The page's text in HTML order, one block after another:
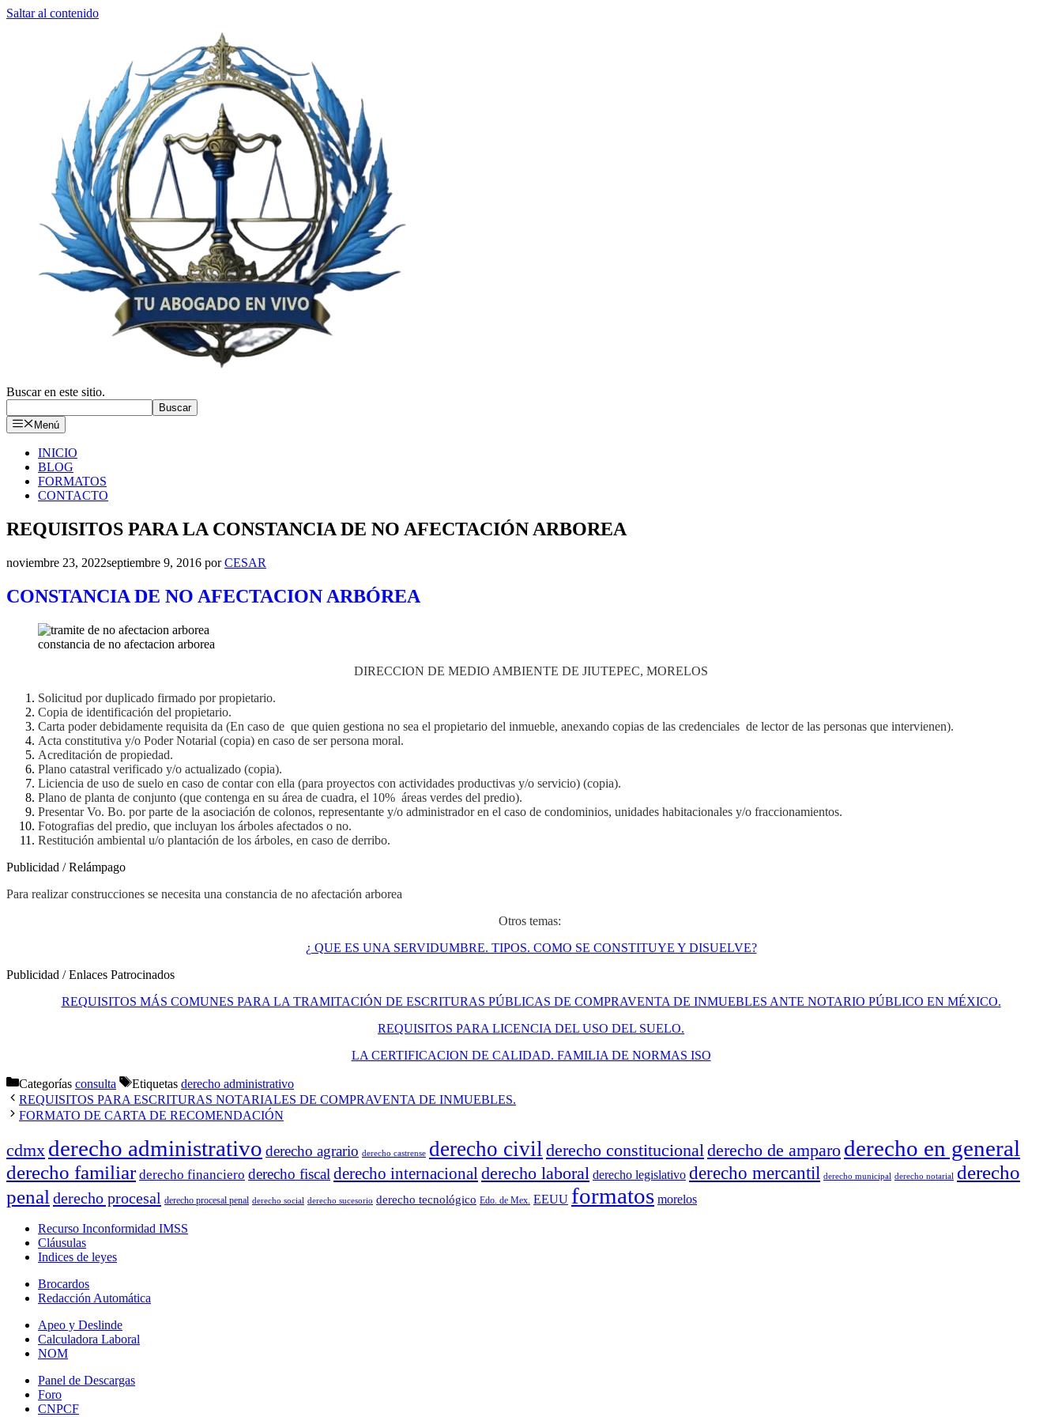
Saltar al contenido
Buscar en este sitio.
Buscar
Menú
INICIO
BLOG
FORMATOS
CONTACTO
REQUISITOS PARA LA CONSTANCIA DE NO AFECTACIÓN ARBOREA
noviembre 23, 2022septiembre 9, 2016 porCESAR
CONSTANCIA DE NO AFECTACION ARBÓREA
constancia de no afectacion arborea
DIRECCION DE MEDIO AMBIENTE DE JIUTEPEC, MORELOS
Solicitud por duplicado firmado por propietario.
Copia de identificación del propietario.
Carta poder debidamente requisita da (En caso de que quien gestiona no sea el propietario del inmueble, anexando copias de las credenciales de lector de las personas que intervienen).
Acta constitutiva y/o Poder Notarial (copia) en caso de ser persona moral.
Acreditación de propiedad.
Plano catastral verificado y/o actualizado (copia).
Liciencia de uso de suelo en caso de contar con ella (para proyectos con actividades productivas y/o servicio) (copia).
Plano de planta de conjunto (que contenga en su área de cuadra, el 10% áreas verdes del predio).
Presentar Vo. Bo. por parte de la asociación de colonos, representante y/o administrador en el caso de condominios, unidades habitacionales y/o fraccionamientos.
Fotografias del predio, que incluyan los árboles afectados o no.
Restitución ambiental u/o plantación de los árboles, en caso de derribo.
Publicidad / Relámpago
Para realizar construcciones se necesita una constancia de no afectación arborea
Otros temas:
¿ QUE ES UNA SERVIDUMBRE. TIPOS. COMO SE CONSTITUYE Y DISUELVE?
Publicidad / Enlaces Patrocinados
REQUISITOS MÁS COMUNES PARA LA TRAMITACIÓN DE ESCRITURAS PÚBLICAS DE COMPRAVENTA DE INMUEBLES ANTE NOTARIO PÚBLICO EN MÉXICO.
REQUISITOS PARA LICENCIA DEL USO DEL SUELO.
LA CERTIFICACION DE CALIDAD. FAMILIA DE NORMAS ISO
Categorías consulta Etiquetas derecho administrativo
REQUISITOS PARA ESCRITURAS NOTARIALES DE COMPRAVENTA DE INMUEBLES.
FORMATO DE CARTA DE RECOMENDACIÓN
cdmx derecho administrativo derecho agrario derecho castrense derecho civil derecho constitucional derecho de amparo derecho en general
derecho familiar derecho financiero derecho fiscal derecho internacionalderecho laboral derecho legislativo derecho mercantil derecho municipal derecho notarial
derecho
penal derecho procesal derecho procesal penal derecho social derecho sucesorio derecho tecnológico Edo. de Mex. EEUU formatos morelos
Recurso Inconformidad IMSS
Cláusulas
Indices de leyes
Brocardos
Redacción Automática
Apeo y Deslinde
Calculadora Laboral
NOM
Panel de Descargas
Foro
CNPCF